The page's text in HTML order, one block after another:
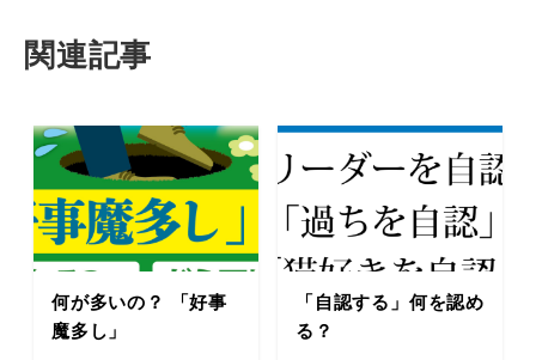
関連記事
何が多いの？ 「好事
魔多し」
「自認する」何を認め
る？